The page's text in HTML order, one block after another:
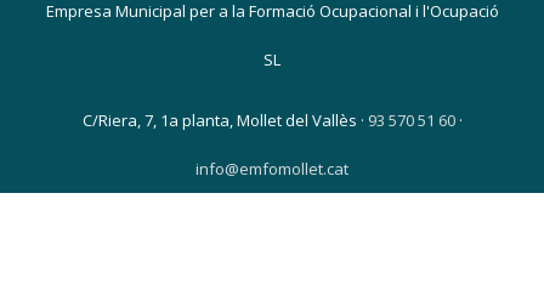
Empresa Municipal per a la Formació Ocupacional i l'Ocupació
SL
C/Riera, 7, 1a planta, Mollet del Vallès · 93 570 51 60·
info@emfomollet.cat